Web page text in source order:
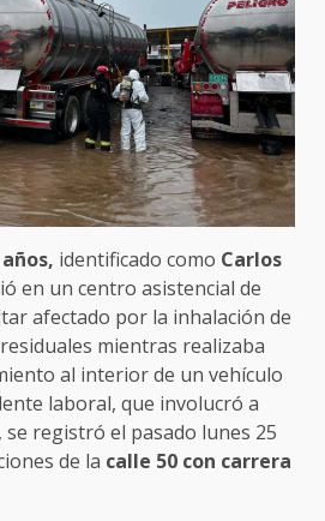
identificado como Carlos
en un centro asistencial de
afectado por la inhalación de
mientras realizaba
al interior de un vehículo
laboral, que involucró a
registró el pasado lunes 25
de la calle 50 con carrera